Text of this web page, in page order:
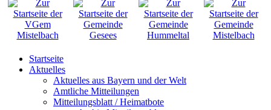
Startseite
Aktuelles
Aktuelles aus Bayern und der Welt
Amtliche Mitteilungen
Mitteilungsblatt / Heimatbote